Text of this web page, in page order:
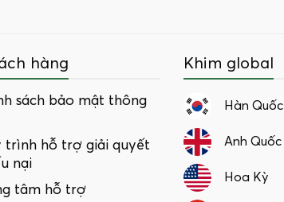
Khim global
Hàn Quốc
Anh Quốc
Hoa Kỳ
hàng
sách bảo mật thông
trình hỗ trợ giải quyết
nại
tâm hỗ trợ